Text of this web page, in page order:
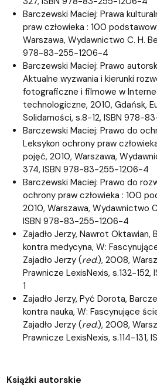
Barczewski Maciej: Prawa
praw człowieka : 100
Warszawa, Wydawnictwo C. H.
978-83-255-1206-4
Barczewski Maciej: Prawo
Aktualne wyzwania i kierunki
fotograficzne i filmowe w
technologiczne, 2010, Gdańsk,
Solidarności, s.8-12, ISBN 978-
Barczewski Maciej: Prawo do
Leksykon ochrony praw
pojęć, 2010, Warszawa,
374, ISBN 978-83-255-1206-4
Barczewski Maciej: Prawo do
ochrony praw człowieka : 100
2010, Warszawa, Wydawnictwo
ISBN 978-83-255-1206-4
Zajadło Jerzy, Nawrot Oktawian,
kontra medycyna, W:
Zajadło Jerzy (red.), 2008,
Prawnicze LexisNexis, s.132-
1
Zajadło Jerzy, Pyć Dorota,
kontra nauka, W: Fascynujące
Zajadło Jerzy (red.), 2008,
Prawnicze LexisNexis, s.114-
Książki autorskie